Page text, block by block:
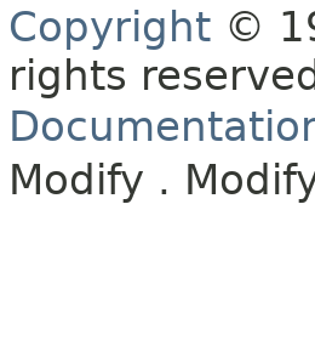
Copyright ©
rights
Modify .